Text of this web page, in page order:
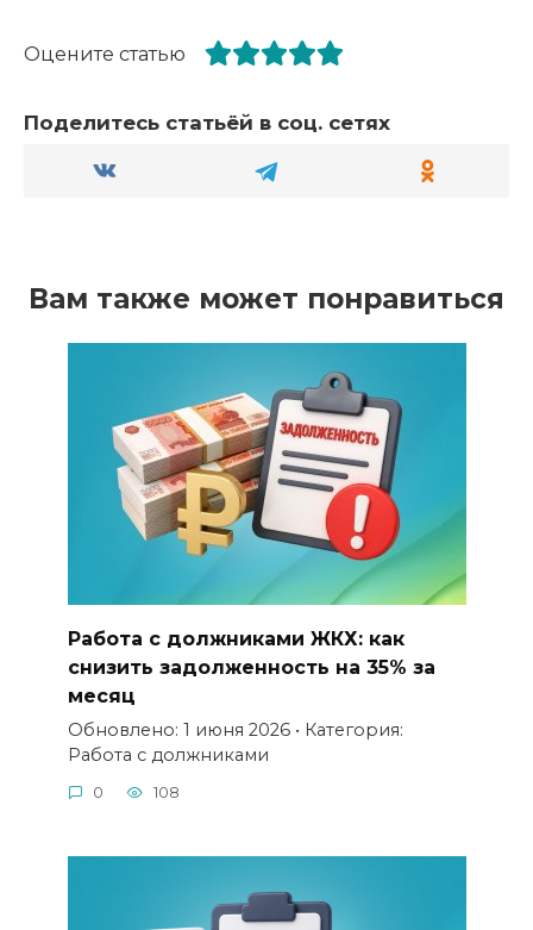
Оцените статью
Поделитесь статьёй в соц. сетях
Вам также может понравиться
Работа с должниками ЖКХ: как
снизить задолженность на 35% за
месяц
Обновлено: 1 июня 2026 • Категория:
Работа с должниками
0 108